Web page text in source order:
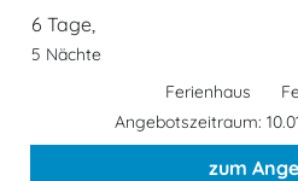
6 Tage,
5 Nächte
Ferienhaus
Angebotszeitraum:
zum